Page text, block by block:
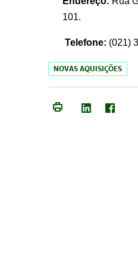
101.
Telefone: (021)
NOVAS AQUISIÇÕES